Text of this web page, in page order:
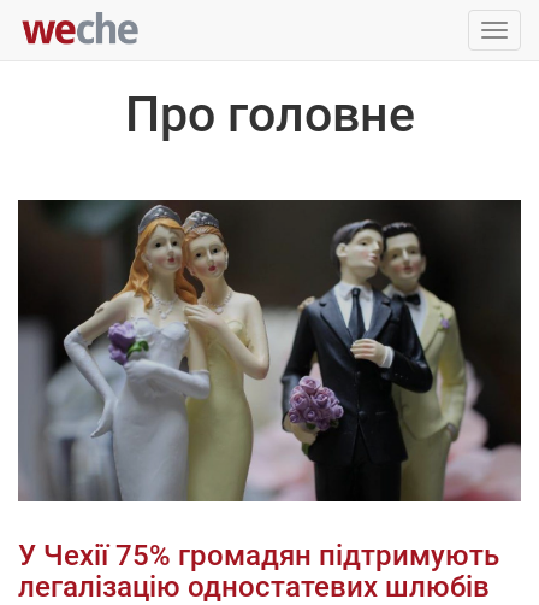
Про головне
У Чехії 75% громадян підтримують
легалізацію одностатевих шлюбів